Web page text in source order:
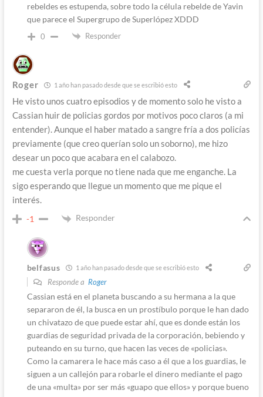
rebeldes es estupenda, sobre todo la célula rebelde de Yavin
que parece el Supergrupo de Superlópez XDDD
0 Responder
Roger 1 año han pasado desde que se escribió esto
He visto unos cuatro episodios y de momento solo he visto a
Cassian huir de policias gordos por motivos poco claros (a mi
entender). Aunque el haber matado a sangre fría a dos policías
previamente (que creo querían solo un soborno), me hizo
desear un poco que acabara en el calabozo.
me cuesta verla porque no tiene nada que me enganche. La
sigo esperando que llegue un momento que me pique el
interés.
-1 Responder
belfasus 1 año han pasado desde que se escribió esto
Responde a Roger
Cassian está en el planeta buscando a su hermana a la que
separaron de él, la busca en un prostíbulo porque le han dado
un chivatazo de que puede estar ahí, que es donde están los
guardias de seguridad privada de la corporación, bebiendo y
puteando en su turno, que hacen las veces de «policias».
Como la camarera le hace más caso a él que a los guardias, le
siguen a un callejón para robarle el dinero mediante el pago
de una «multa» por ser más «guapo que ellos» y porque bueno